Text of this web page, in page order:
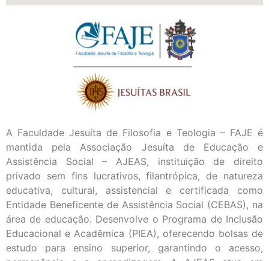
A Faculdade Jesuíta de Filosofia e Teologia – FAJE é
mantida pela Associação Jesuíta de Educação e
Assistência Social – AJEAS, instituição de direito
privado sem fins lucrativos, filantrópica, de natureza
educativa, cultural, assistencial e certificada como
Entidade Beneficente de Assistência Social (CEBAS), na
área de educação. Desenvolve o Programa de Inclusão
Educacional e Acadêmica (PIEA), oferecendo bolsas de
estudo para ensino superior, garantindo o acesso,